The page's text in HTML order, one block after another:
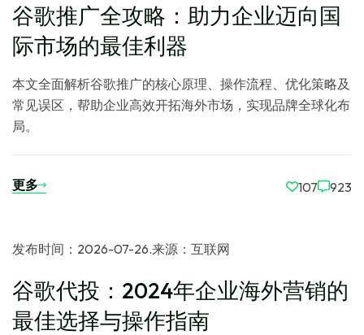
谷歌推广全攻略：助力企业迈向国
际市场的最佳利器
本文全面解析谷歌推广的核心原理、操作流程、优化策略及
常见误区，帮助企业高效开拓海外市场，实现品牌全球化布
局。
更多 107 923
发布时间：2026-07-26.来源：互联网
谷歌代投：2024年企业海外营销的
最佳选择与操作指南